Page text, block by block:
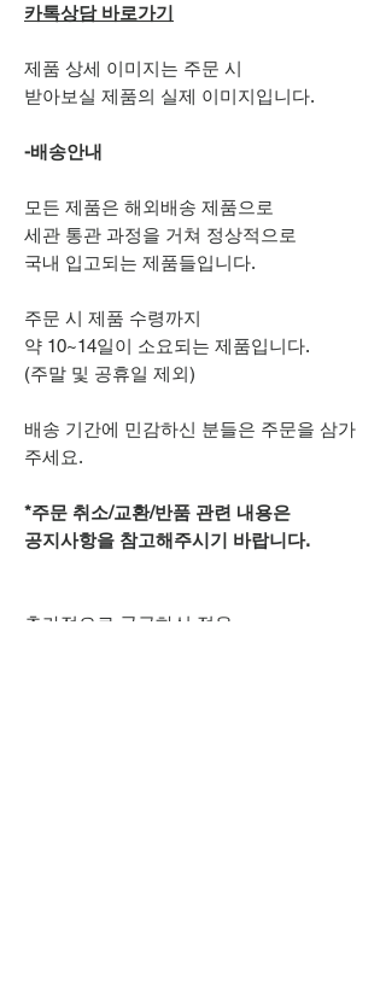
카톡상담 바로가기
제품 상세 이미지는 주문 시
받아보실 제품의 실제 이미지입니다.
-배송안내
모든 제품은 해외배송 제품으로
세관 통관 과정을 거쳐 정상적으로
국내 입고되는 제품들입니다.
주문 시 제품 수령까지
약 10~14일이 소요되는 제품입니다.
(주말 및 공휴일 제외)
배송 기간에 민감하신 분들은 주문을 삼가
주세요.
*주문 취소/교환/반품 관련 내용은
공지사항을 참고해주시기 바랍니다.
추가적으로 궁금하신 점은